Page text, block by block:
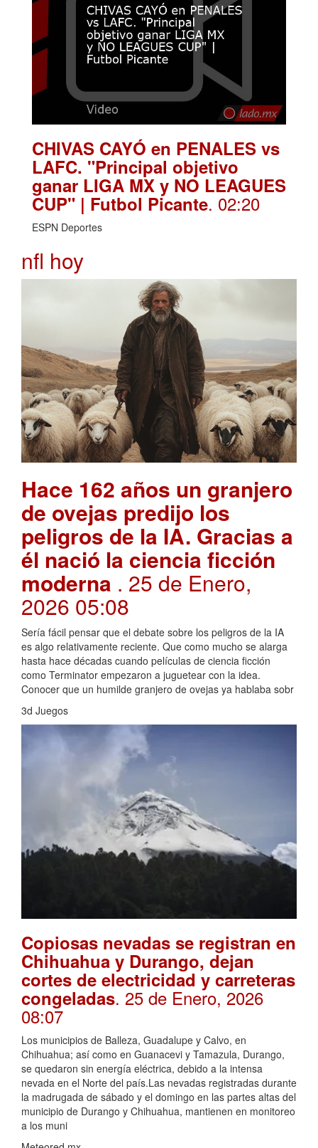
CHIVAS CAYÓ en PENALES vs
LAFC. "Principal objetivo
ganar LIGA MX y NO LEAGUES
CUP" | Futbol Picante. 02:20
ESPN Deportes
nfl hoy
Hace 162 años un granjero
de ovejas predijo los
peligros de la IA. Gracias a
él nació la ciencia ficción
moderna . 25 de Enero,
2026 05:08
Sería fácil pensar que el debate sobre los peligros de la IA
es algo relativamente reciente. Que como mucho se alarga
hasta hace décadas cuando películas de ciencia ficción
como Terminator empezaron a juguetear con la idea.
Conocer que un humilde granjero de ovejas ya hablaba sobr
3d Juegos
Copiosas nevadas se registran en
Chihuahua y Durango, dejan
cortes de electricidad y carreteras
congeladas. 25 de Enero, 2026
08:07
Los municipios de Balleza, Guadalupe y Calvo, en
Chihuahua; así como en Guanacevi y Tamazula, Durango,
se quedaron sin energía eléctrica, debido a la intensa
nevada en el Norte del país.Las nevadas registradas durante
la madrugada de sábado y el domingo en las partes altas del
municipio de Durango y Chihuahua, mantienen en monitoreo
a los muni